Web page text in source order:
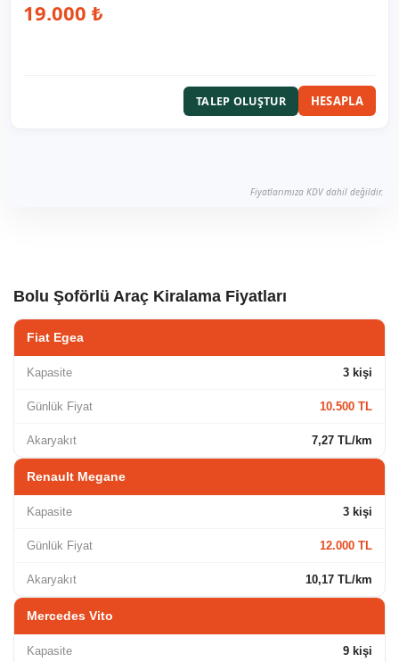
19.000 ₺
TALEP OLUŞTUR HESAPLA
Fiyatlarımıza KDV dahil değildir.
Bolu Şoförlü Araç Kiralama Fiyatları
Fiat Egea
Kapasite 3 kişi
Günlük Fiyat 10.500 TL
Akaryakıt 7,27 TL/km
Renault Megane
Kapasite 3 kişi
Günlük Fiyat 12.000 TL
Akaryakıt 10,17 TL/km
Mercedes Vito
Kapasite 9 kişi